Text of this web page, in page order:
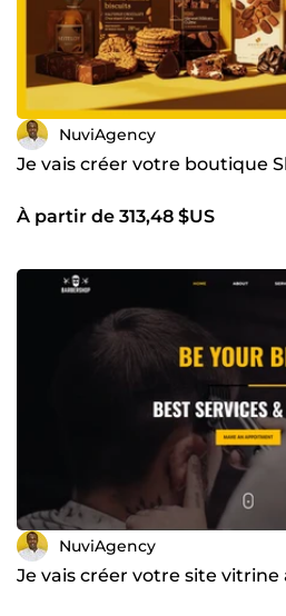
NuviAgency
Je vais créer votre boutique
À partir de 313,48 $US
NuviAgency
Je vais créer votre site vitrine